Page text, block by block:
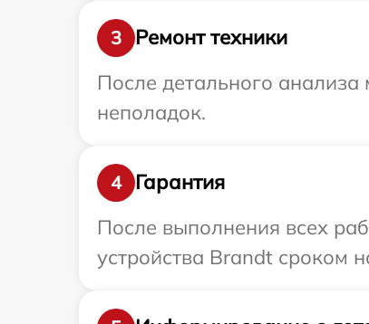
3
Ремонт техники
После детального
неполадок.
4
Гарантия
После выполнения всех
устройства Brandt сроком